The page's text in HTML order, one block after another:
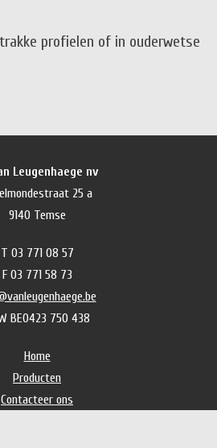
profielen of in ouderwetse
Leugenhaege nv
25 a
9140 Temse
T 03 771 08 57
F 03 771 58 73
BE0423 750 438
Home
Producten
Contacteer ons